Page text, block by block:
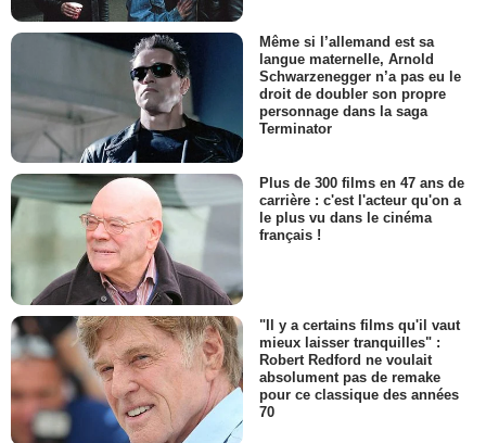
Même si l’allemand est sa
langue maternelle, Arnold
Schwarzenegger n’a pas eu le
droit de doubler son propre
personnage dans la saga
Terminator
Plus de 300 films en 47 ans de
carrière : c'est l'acteur qu'on a
le plus vu dans le cinéma
français !
"Il y a certains films qu'il vaut
mieux laisser tranquilles" :
Robert Redford ne voulait
absolument pas de remake
pour ce classique des années
70